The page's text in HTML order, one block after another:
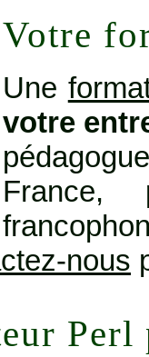
Votre
Une
votre
France,
nous
Perl